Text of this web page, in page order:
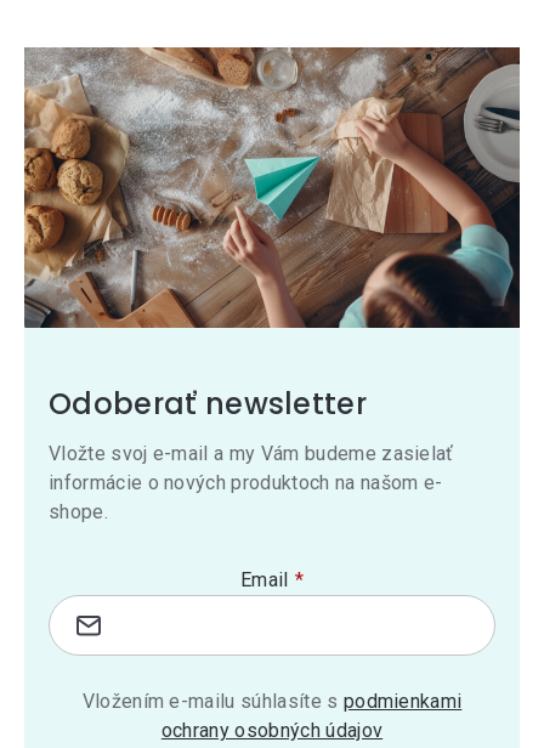
Odoberať newsletter
Vložte svoj e-mail a my Vám budeme zasielať
informácie o nových produktoch na našom e-
shope.
Email
Vložením e-mailu súhlasíte s podmienkami
ochrany osobných údajov